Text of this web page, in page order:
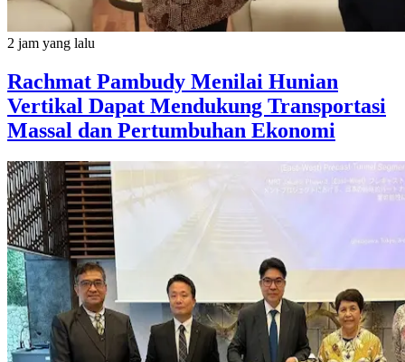
2 jam yang lalu
Rachmat Pambudy Menilai Hunian
Vertikal Dapat Mendukung Transportasi
Massal dan Pertumbuhan Ekonomi